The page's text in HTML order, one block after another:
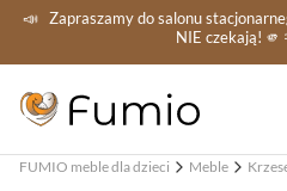
📣 Zapraszamy do salonu
NIE czekają! 🫵
FUMIO meble dla dzieci Meble